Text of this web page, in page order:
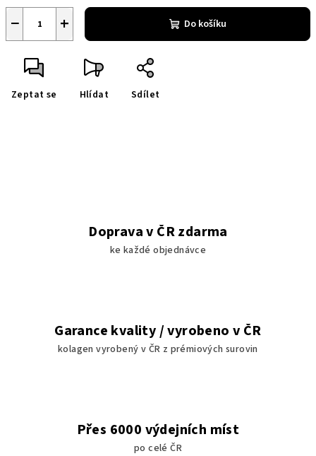
+
− Do košíku
Zeptat se Hlídat Sdílet
Doprava v ČR zdarma
ke každé objednávce
Garance kvality / vyrobeno v ČR
kolagen vyrobený v ČR z prémiových surovin
Přes 6000 výdejních míst
po celé ČR